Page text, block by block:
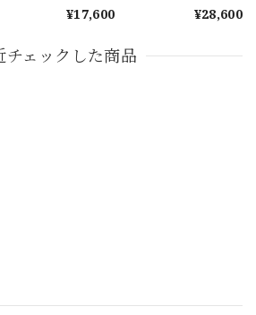
¥17,600
¥28,600
チェックした商品